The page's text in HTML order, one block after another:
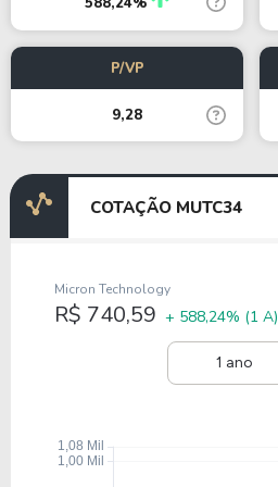
P/VP
9,28
COTAÇÃO MUTC34
1 ano
Micron Technology
R$ 740,59 + 588,24% (1 A)